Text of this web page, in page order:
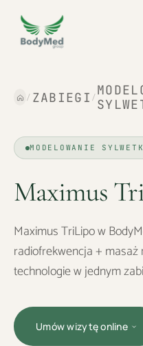
/ ZABIEGI /
MODELOWANIE
Maximus
Maximus TriLipo w
radiofrekwencja +
technologie w jednym
Umów wizytę online